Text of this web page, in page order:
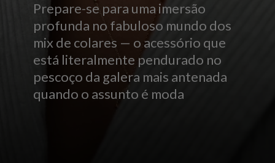
Prepare-se para uma imersão
profunda no fabuloso mundo dos
mix de colares — o acessório que
está literalmente pendurado no
pescoço da galera mais antenada
quando o assunto é moda